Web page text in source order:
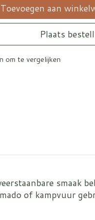
Toevoegen aan
Plaats
om te vergelijken
smaak
of kampvuur